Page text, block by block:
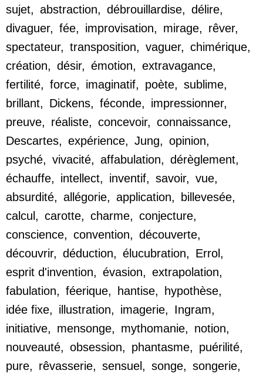
sujet, abstraction, débrouillardise, délire,
divaguer, fée, improvisation, mirage, rêver,
spectateur, transposition, vaguer, chimérique,
création, désir, émotion, extravagance,
fertilité, force, imaginatif, poète, sublime,
brillant, Dickens, féconde, impressionner,
preuve, réaliste, concevoir, connaissance,
Descartes, expérience, Jung, opinion,
psyché, vivacité, affabulation, dérèglement,
échauffe, intellect, inventif, savoir, vue,
absurdité, allégorie, application, billevesée,
calcul, carotte, charme, conjecture,
conscience, convention, découverte,
découvrir, déduction, élucubration, Errol,
esprit d'invention, évasion, extrapolation,
fabulation, féerique, hantise, hypothèse,
idée fixe, illustration, imagerie, Ingram,
initiative, mensonge, mythomanie, notion,
nouveauté, obsession, phantasme, puérilité,
pure, rêvasserie, sensuel, songe, songerie,